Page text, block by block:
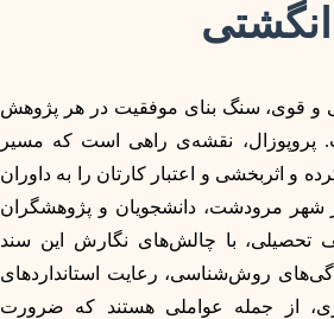
انگشتی
و قوی، سنگ بنای موفقیت در هر پژوهش
پروپوزال، نقشه‌ی راهی است که مسیر
و اثربخشی و اعتبار کارتان را به داوران
شهر مرودشت، دانشجویان و پژوهشگران
تحصیلی، با چالش‌های نگارش این سند
روش‌شناسی، رعایت استانداردهای
از جمله عواملی هستند که ضرورت